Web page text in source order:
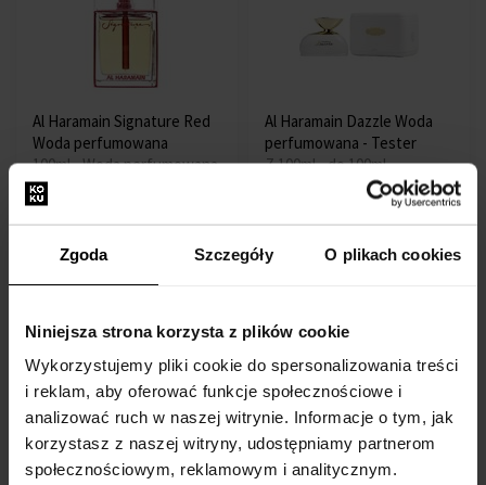
Zgoda Szczegóły O plikach cookies
Niniejsza strona korzysta z plików cookie
Wykorzystujemy pliki cookie do spersonalizowania treści
i reklam, aby oferować funkcje społecznościowe i
analizować ruch w naszej witrynie. Informacje o tym, jak
korzystasz z naszej witryny, udostępniamy partnerom
społecznościowym, reklamowym i analitycznym.
Al Haramain Signature Red
Woda perfumowana
100ml - Woda perfumowana
- Damskie
Na stanie
103,00 zł
Al Haramain Dazzle Woda
perfumowana - Tester
Z 100ml - do 100ml
Na stanie
od 93,00 złdo121,00